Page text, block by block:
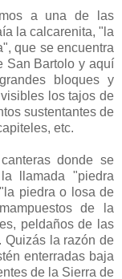
a una de las
la calcarenita, "la
que se encuentra
San Bartolo y aquí
bloques y
los tajos de
sustentantes de
etc.
donde se
llamada "piedra
piedra o losa de
de la
peldaños de las
Quizás la razón de
enterradas baja
de la Sierra de